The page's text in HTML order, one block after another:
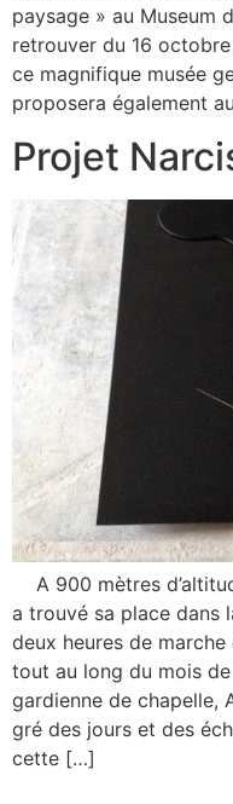
paysage » au Museum
retrouver du 16
ce magnifique musée
proposera également
Projet
A 900 mètres
a trouvé sa place dans
deux heures de
tout au long du mois
gardienne de chapelle,
gré des jours et des
cette […]